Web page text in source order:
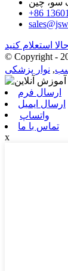
سو، چین
‎+86
استعلام کنید
, نوار پزشکی
ارسال فرم
ارسال ایمیل
واتساپ
تماس با ما
x